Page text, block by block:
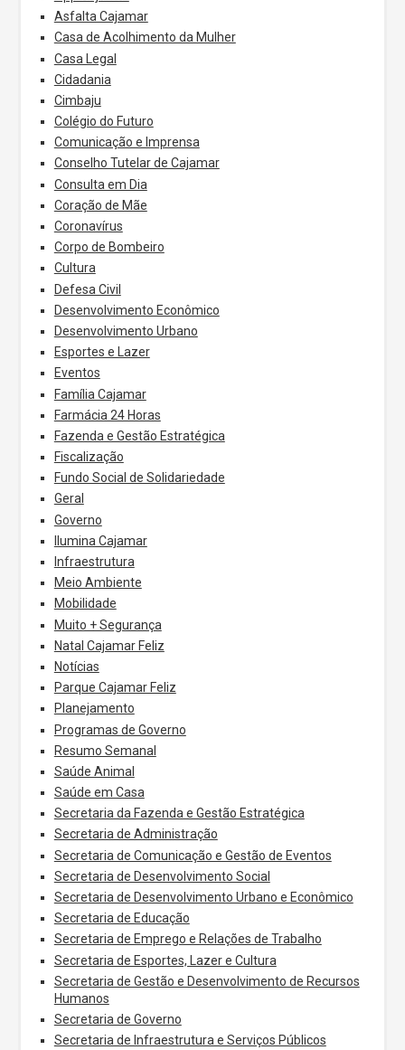
Asfalta Cajamar
Casa de Acolhimento da Mulher
Casa Legal
Cidadania
Cimbaju
Colégio do Futuro
Comunicação e Imprensa
Conselho Tutelar de Cajamar
Consulta em Dia
Coração de Mãe
Coronavírus
Corpo de Bombeiro
Cultura
Defesa Civil
Desenvolvimento Econômico
Desenvolvimento Urbano
Esportes e Lazer
Eventos
Família Cajamar
Farmácia 24 Horas
Fazenda e Gestão Estratégica
Fiscalização
Fundo Social de Solidariedade
Geral
Governo
Ilumina Cajamar
Infraestrutura
Meio Ambiente
Mobilidade
Muito + Segurança
Natal Cajamar Feliz
Notícias
Parque Cajamar Feliz
Planejamento
Programas de Governo
Resumo Semanal
Saúde Animal
Saúde em Casa
Secretaria da Fazenda e Gestão Estratégica
Secretaria de Administração
Secretaria de Comunicação e Gestão de Eventos
Secretaria de Desenvolvimento Social
Secretaria de Desenvolvimento Urbano e Econômico
Secretaria de Educação
Secretaria de Emprego e Relações de Trabalho
Secretaria de Esportes, Lazer e Cultura
Secretaria de Gestão e Desenvolvimento de Recursos
Humanos
Secretaria de Governo
Secretaria de Infraestrutura e Serviços Públicos